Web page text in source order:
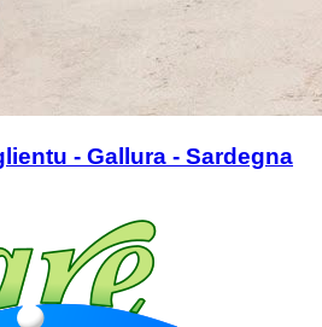
- Gallura - Sardegna